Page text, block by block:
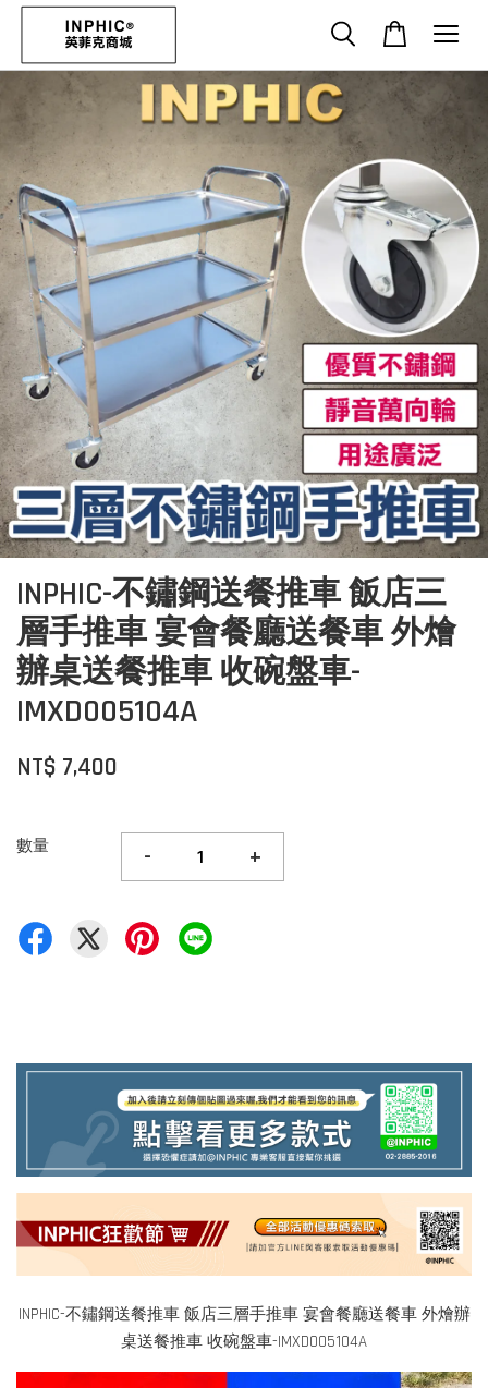
INPHIC-不鏽鋼送餐推車 飯店三
層手推車 宴會餐廳送餐車 外燴
辦桌送餐推車 收碗盤車-
IMXD005104A
NT$ 7,400
數量 - +
INPHIC-不鏽鋼送餐推車 飯店三層手推車 宴會餐廳送餐車 外燴辦
桌送餐推車 收碗盤車-IMXD005104A